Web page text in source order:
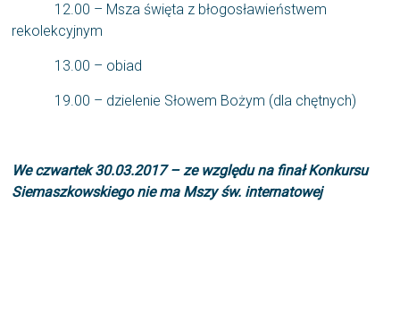
12.00 – Msza święta z błogosławieństwem
rekolekcyjnym
13.00 – obiad
19.00 – dzielenie Słowem Bożym (dla chętnych)
We czwartek 30.03.2017 – ze względu na finał Konkursu
Siemaszkowskiego nie ma Mszy św. internatowej